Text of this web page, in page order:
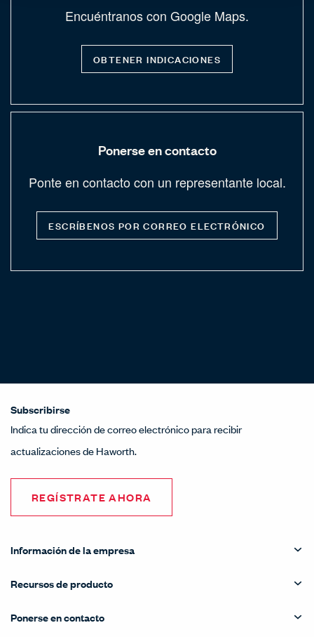
Encuéntranos con Google Maps.
OBTENER INDICACIONES
Ponerse en contacto
Ponte en contacto con un representante local.
ESCRÍBENOS POR CORREO ELECTRÓNICO
Subscribirse
Indica tu dirección de correo electrónico para recibir
actualizaciones de Haworth.
REGÍSTRATE AHORA
Información de la empresa
Recursos de producto
Ponerse en contacto